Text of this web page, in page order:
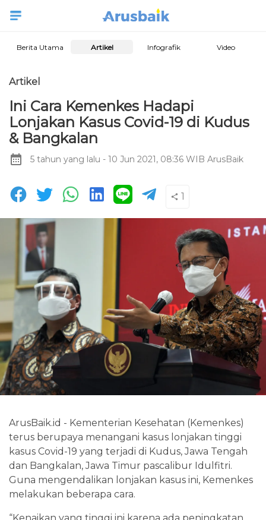
Berita Utama Artikel Infografik Video
Artikel
Ini Cara Kemenkes Hadapi
Lonjakan Kasus Covid-19 di Kudus
& Bangkalan
5 tahun yang lalu - 10 Jun 2021, 08:36 WIB ArusBaik
1
ArusBaik.id - Kementerian Kesehatan (Kemenkes)
terus berupaya menangani kasus lonjakan tinggi
kasus Covid-19 yang terjadi di Kudus, Jawa Tengah
dan Bangkalan, Jawa Timur pascalibur Idulfitri.
Guna mengendalikan lonjakan kasus ini, Kemenkes
melakukan beberapa cara.